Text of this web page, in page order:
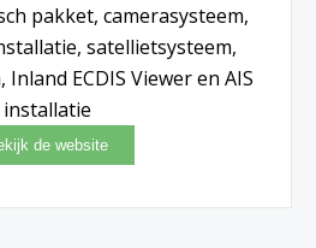
pakket, camerasysteem,
satellietsysteem,
ECDIS Viewer en AIS
installatie